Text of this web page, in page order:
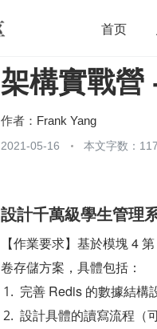
首页
开源 架构
架構實戰營
作者： Frank Yang
2021-05-16 本文字数：
設計千萬級學生管理
【作業要求】基於模塊 4
卷存儲方案，具體包括：
完善 Redis 的數據結構
設計具體的讀寫流程（